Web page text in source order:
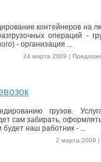
контейнеров на
операций -
- организация ...
24 марта 2009 |
грузов.
сам забирать,
будет наш работник - ...
2 марта 2009 |